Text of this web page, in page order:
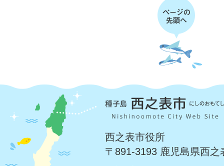
西之表市役所
〒891-3193 鹿児島県西